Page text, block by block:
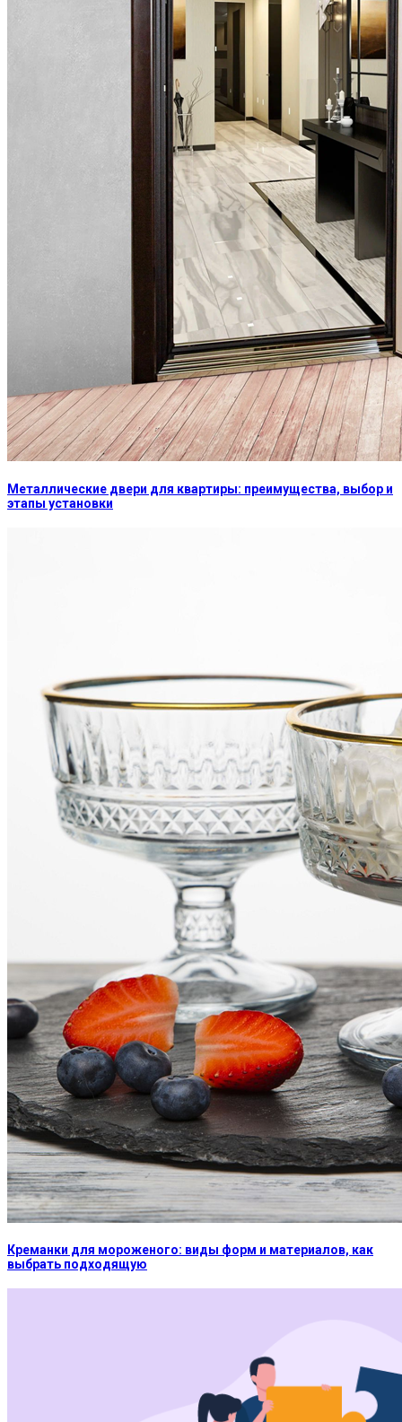
Металлические двери для квартиры: преимущества, выбор и
этапы установки
Креманки для мороженого: виды форм и материалов, как
выбрать подходящую